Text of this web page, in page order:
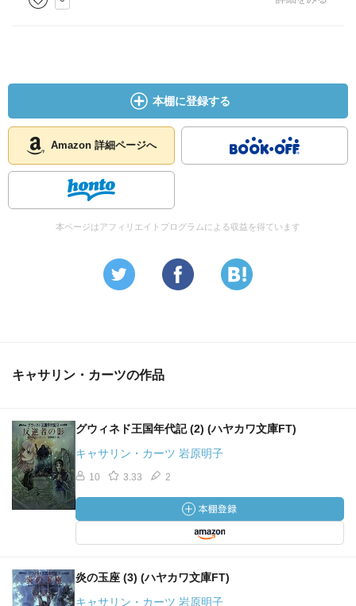
本棚に登録する
Amazon 詳細ページへ
本ページはアフィリエイトプログラムによる収益を得ています
キャサリン・カーツの作品
グウィネド王国年代記 (2) (ハヤカワ文庫FT)
キャサリン・カーツ 岩原明子
10 3.33 2
炎の玉座 (3) (ハヤカワ文庫FT)
キャサリン・カーツ 岩原明子